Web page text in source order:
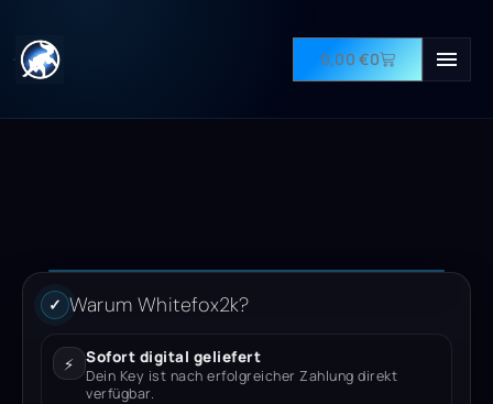
0,00€0
✓ Warum Whitefox2k?
⚡ Sofort digital geliefert
Dein Key ist nach erfolgreicher Zahlung direkt
verfügbar.